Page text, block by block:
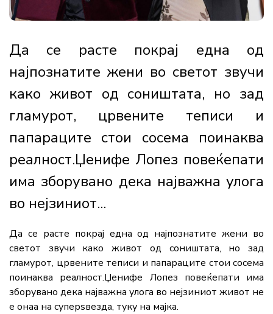
Да се расте покрај една од
најпознатите жени во светот звучи
како живот од соништата, но зад
гламурот, црвените теписи и
папараците стои сосема поинаква
реалност.Џенифе Лопез повеќепати
има зборувано дека најважна улога
во нејзиниот...
Да се расте покрај една од најпознатите жени во
светот звучи како живот од соништата, но зад
гламурот, црвените теписи и папараците стои сосема
поинаква реалност.Џенифе Лопез повеќепати има
зборувано дека најважна улога во нејзиниот живот не
е онаа на суперѕвезда, туку на мајка.